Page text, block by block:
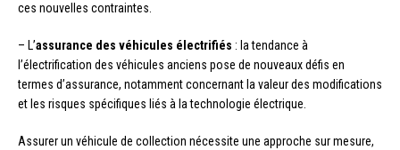
ces nouvelles contraintes.
– L’assurance des véhicules électrifiés : la tendance à
l’électrification des véhicules anciens pose de nouveaux défis en
termes d’assurance, notamment concernant la valeur des modifications
et les risques spécifiques liés à la technologie électrique.
Assurer un véhicule de collection nécessite une approche sur mesure,